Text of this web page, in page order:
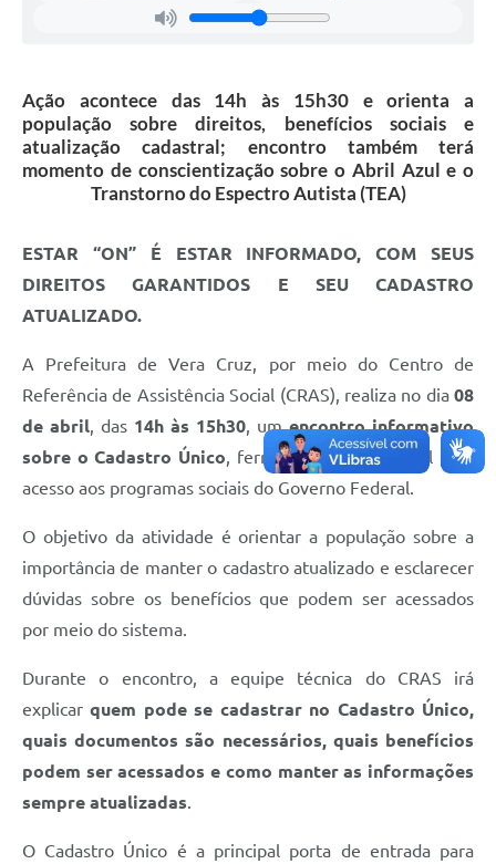
Ação acontece das 14h às 15h30 e orienta a
população sobre direitos, benefícios sociais e
atualização cadastral; encontro também terá
momento de conscientização sobre o Abril Azul e o
Transtorno do Espectro Autista (TEA)
ESTAR “ON” É ESTAR INFORMADO, COM SEUS
DIREITOS GARANTIDOS E SEU CADASTRO
ATUALIZADO.
A Prefeitura de Vera Cruz, por meio do Centro de
Referência de Assistência Social (CRAS), realiza no dia 08
de abril , das 14h às 15h30 , umencontro informativo
sobre o Cadastro Único , ferramenta fundamental para
acesso aos programas sociais do Governo Federal.
O objetivo da atividade é orientar a população sobre a
importância de manter o cadastro atualizado e esclarecer
dúvidas sobre os benefícios que podem ser acessados
por meio do sistema.
Durante o encontro, a equipe técnica do CRAS irá
explicarquem pode se cadastrar no Cadastro Único,
quais documentos são necessários, quais benefícios
podem ser acessados e como manter as informações
sempre atualizadas
O Cadastro Único é a principal porta de entrada para